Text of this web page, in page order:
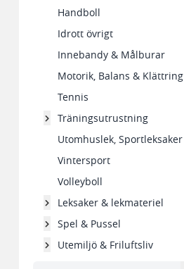
Handboll
Idrott övrigt
Innebandy & Målburar
Motorik, Balans & Klättring
Tennis
Träningsutrustning
Utomhuslek, Sportleksaker
Vintersport
Volleyboll
Leksaker & lekmateriel
Spel & Pussel
Utemiljö & Friluftsliv